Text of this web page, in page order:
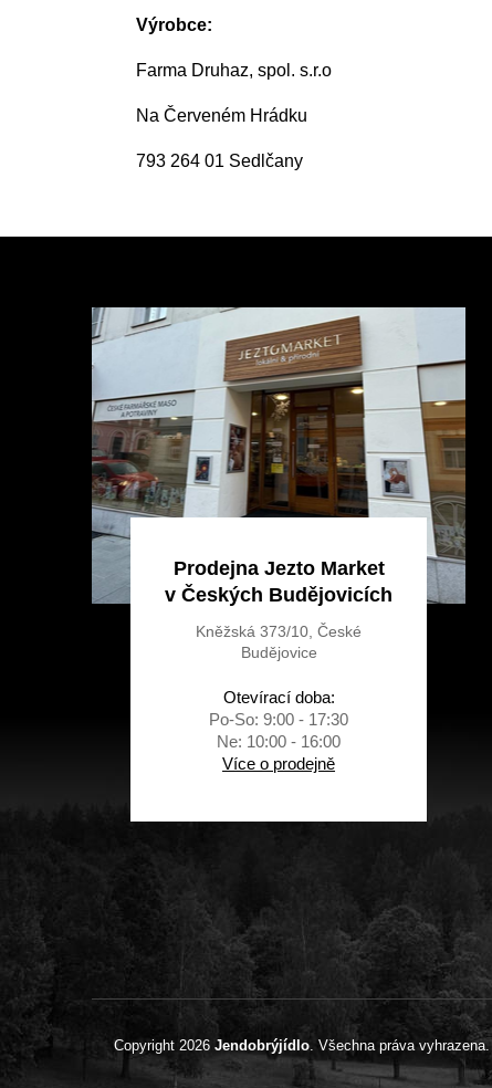
Výrobce:
Farma Druhaz, spol. s.r.o
Na Červeném Hrádku
793 264 01 Sedlčany
Prodejna Jezto Market
v Českých Budějovicích
Kněžská 373/10, České
Budějovice
Otevírací doba:
Po-So: 9:00 - 17:30
Ne: 10:00 - 16:00
Více o prodejně
Copyright 2026 Jendobrýjídlo . Všechna práva vyhrazena.